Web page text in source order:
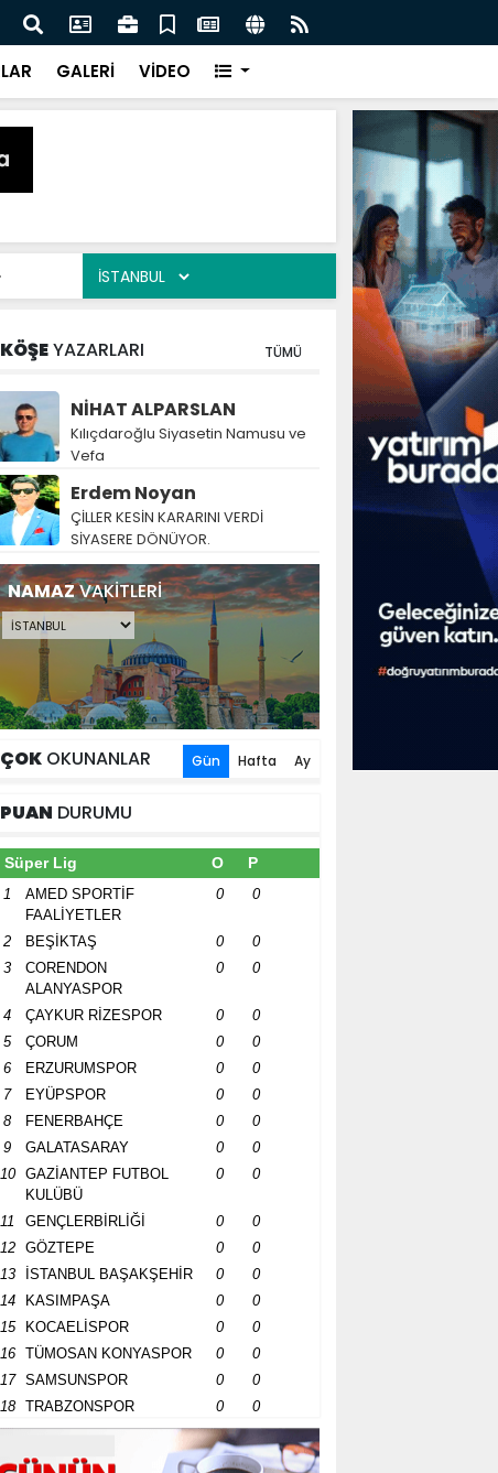
İlkadım’da Gönüllere Dokunuyoruz
GALERİ VİDEO
KÖŞEYAZARLARI TÜMÜ
NİHAT ALPARSLAN
Kılıçdaroğlu Siyasetin Namusu ve
Vefa
Erdem Noyan
ÇİLLER KESİN KARARINI VERDİ
SİYASERE DÖNÜYOR.
NAMAZVAKİTLERİ
ÇOK OKUNANLAR Gün Hafta Ay
PUAN DURUMU
Süper Lig O P
1
AMED SPORTİF
FAALİYETLER
0 0
2 BEŞİKTAŞ 0
0
3
CORENDON
ALANYASPOR
0 0
4 ÇAYKUR RİZESPOR 0
0
5
ÇORUM 0
0
6
ERZURUMSPOR 0
0
7
EYÜPSPOR 0
0
8
FENERBAHÇE 0
0
9
GALATASARAY 0
0
10
GAZİANTEP FUTBOL
KULÜBÜ
0 0
11 GENÇLERBİRLİĞİ 0
0
12
GÖZTEPE 0
0
13
İSTANBUL BAŞAKŞEHİR 0
0
14
KASIMPAŞA 0
0
15
KOCAELİSPOR 0
0
16
TÜMOSAN KONYASPOR 0
0
17
SAMSUNSPOR 0
0
18
TRABZONSPOR 0 0